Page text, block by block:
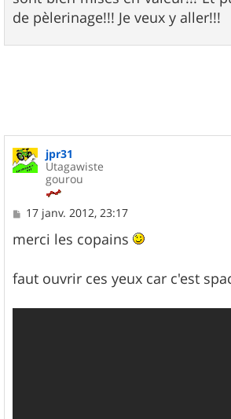
g
e
de pèlerinage!!! Je veux y aller!!!
jpr31
Utagawiste
gourou
M
s
s
g
e
17 janv. 2012, 23:17
merci les copains
faut ouvrir ces yeux car c'est